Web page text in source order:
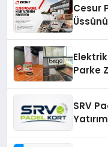
Cesur
Parke
SRV